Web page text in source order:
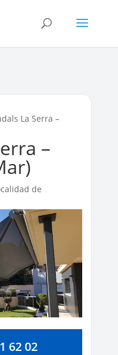
La Serra –
–
de
62 02